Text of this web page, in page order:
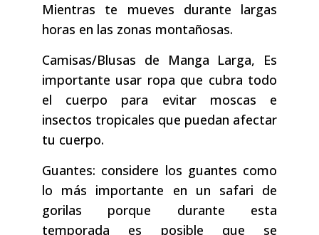
Mientras te mueves durante largas
horas en las zonas montañosas.
Camisas/Blusas de Manga Larga, Es
importante usar ropa que cubra todo
el cuerpo para evitar moscas e
insectos tropicales que puedan afectar
tu cuerpo.
Guantes: considere los guantes como
lo más importante en un safari de
gorilas porque durante esta
temporada es posible que se